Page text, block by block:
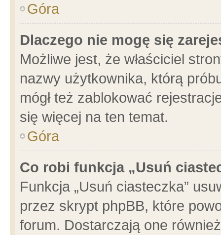
Góra
Dlaczego nie mogę się
Możliwe jest, że właściciel
nazwy użytkownika, którą
mógł też zablokować
się więcej na ten temat.
Góra
Co robi funkcja „Usuń
Funkcja „Usuń ciasteczka”
przez skrypt phpBB, które
forum. Dostarczają one